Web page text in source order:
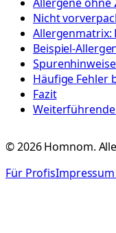
Nicht
Allergenmatrix:
Beispiel-
Häufige Fehler
Fazit
©2026Homnom.
Für ProfisImpressum